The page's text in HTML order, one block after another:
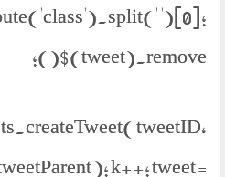
')[0];
$(tweet).remove();
tweetID,
); k++; tweet =